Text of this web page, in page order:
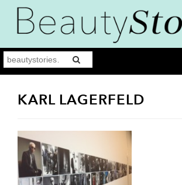
KARL LAGERFELD